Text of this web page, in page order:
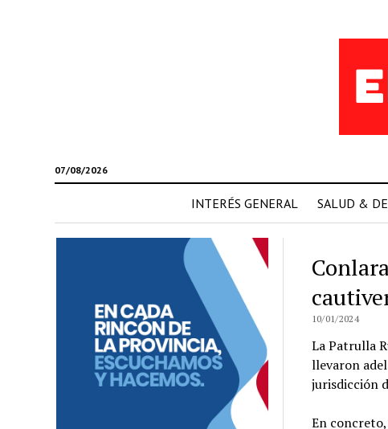
07/08/2026
INTERÉS GENERAL SALUD &
10/01/2024
La Patrulla
llevaron
jurisdicción
En